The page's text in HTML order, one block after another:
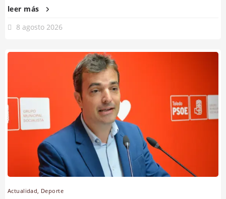
leer más
8 agosto 2026
Actualidad, Deporte